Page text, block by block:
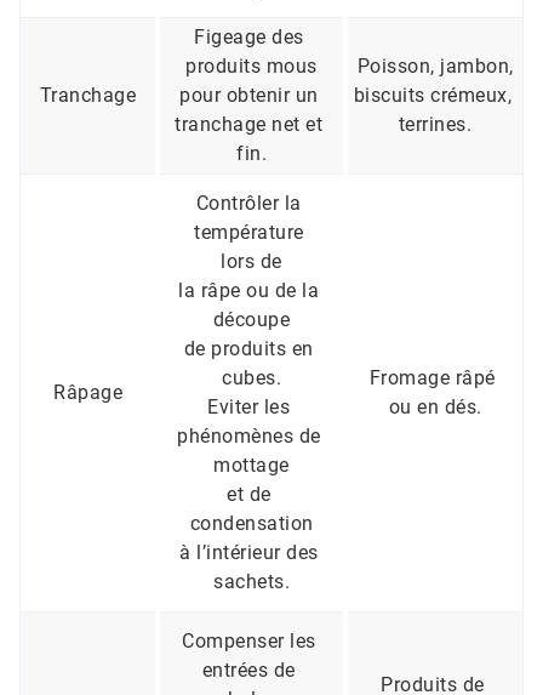
Tranchage
Figeage des
produits mous
pour obtenir un
tranchage net et
fin.
Poisson, jambon,
biscuits crémeux,
terrines.
Râpage
Contrôler la
température
lors de
la râpe ou de la
découpe
de produits en
cubes.
Eviter les
phénomènes de
mottage
et de
condensation
à l’intérieur des
sachets.
Fromage râpé
ou en dés.
Compenser les
entrées de
Produits de